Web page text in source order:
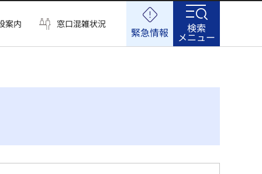
案内 窓口混雑状況
緊急情報 検索
メニュー